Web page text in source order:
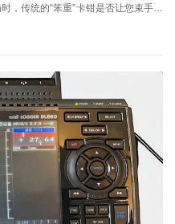
，传统的“笨重”卡钳是否让您束手无
仅是一款制动器，更是解决复杂安